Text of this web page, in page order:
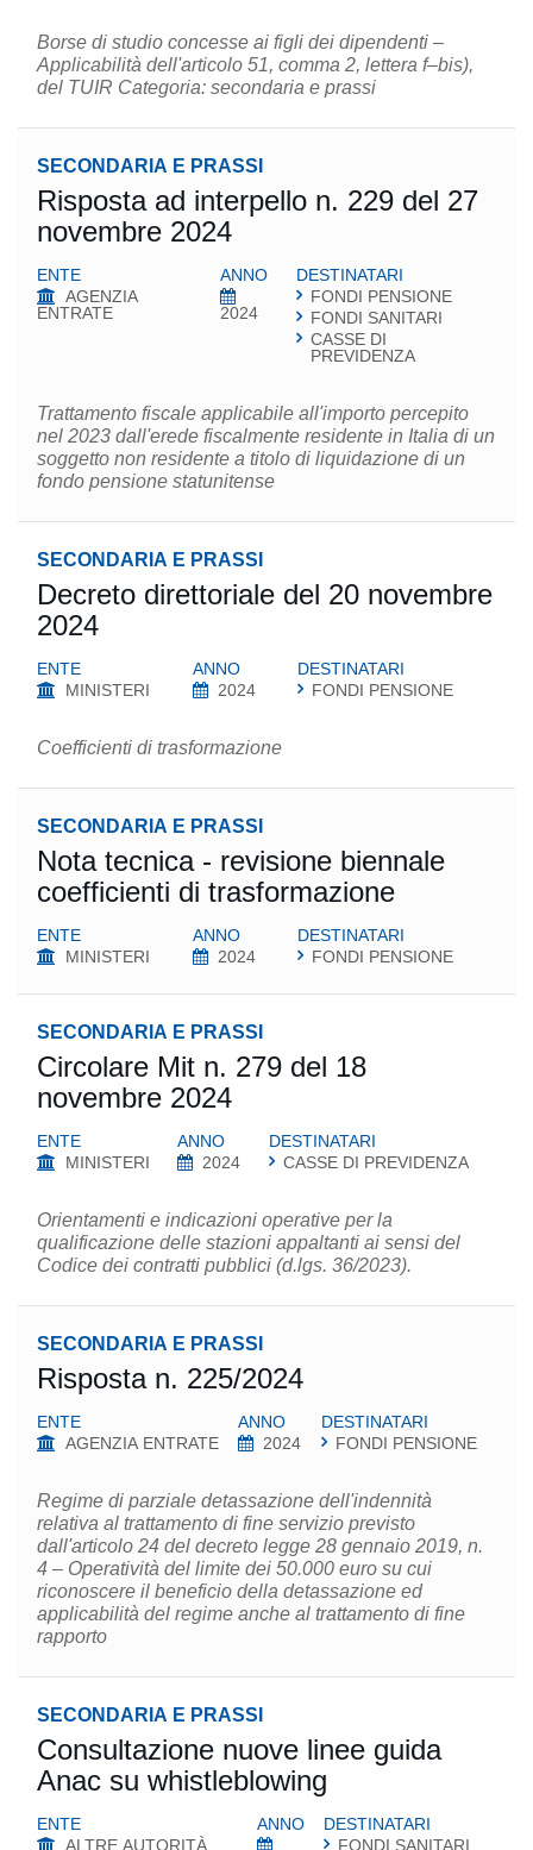
Borse di studio concesse ai figli dei dipendenti –
Applicabilità dell'articolo 51, comma 2, lettera f–bis),
del TUIR Categoria: secondaria e prassi
SECONDARIA E PRASSI
Risposta ad interpello n. 229 del 27
novembre 2024
ENTE
AGENZIA
ENTRATE
ANNO
2024
DESTINATARI
FONDI PENSIONE
FONDI SANITARI
CASSE DI
PREVIDENZA
Trattamento fiscale applicabile all'importo percepito
nel 2023 dall'erede fiscalmente residente in Italia di un
soggetto non residente a titolo di liquidazione di un
fondo pensione statunitense
SECONDARIA E PRASSI
Decreto direttoriale del 20 novembre
2024
ENTE
MINISTERI
ANNO
2024
DESTINATARI
FONDI PENSIONE
Coefficienti di trasformazione
SECONDARIA E PRASSI
Nota tecnica - revisione biennale
coefficienti di trasformazione
ENTE
MINISTERI
ANNO
2024
DESTINATARI
FONDI PENSIONE
SECONDARIA E PRASSI
Circolare Mit n. 279 del 18
novembre 2024
ENTE
MINISTERI
ANNO
2024
DESTINATARI
CASSE DI PREVIDENZA
Orientamenti e indicazioni operative per la
qualificazione delle stazioni appaltanti ai sensi del
Codice dei contratti pubblici (d.lgs. 36/2023).
SECONDARIA E PRASSI
Risposta n. 225/2024
ENTE
AGENZIA ENTRATE
ANNO
2024
DESTINATARI
FONDI PENSIONE
Regime di parziale detassazione dell'indennità
relativa al trattamento di fine servizio previsto
dall'articolo 24 del decreto legge 28 gennaio 2019, n.
4 – Operatività del limite dei 50.000 euro su cui
riconoscere il beneficio della detassazione ed
applicabilità del regime anche al trattamento di fine
rapporto
SECONDARIA E PRASSI
Consultazione nuove linee guida
Anac su whistleblowing
ENTE
ALTRE AUTORITÀ
ANNO
DESTINATARI
FONDI SANITARI